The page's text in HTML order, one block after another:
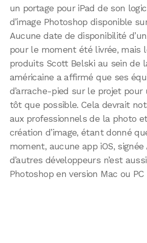
un portage pour iPad de son
d’image Photoshop disponible
Aucune date de disponibilité
pour le moment été livrée, mais
produits Scott Belski au sein de
américaine a affirmé que ses
d’arrache-pied sur le projet pour
tôt que possible. Cela devrait
aux professionnels de la photo
création d’image, étant donné
moment, aucune app iOS,
d’autres développeurs n’est
Photoshop en version Mac ou PC